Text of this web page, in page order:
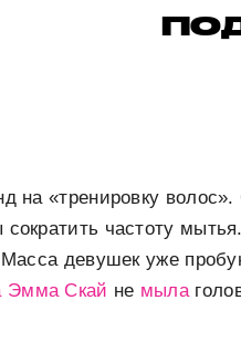
на «тренировку
частоту
девушек уже
Эмма Скай не мыла